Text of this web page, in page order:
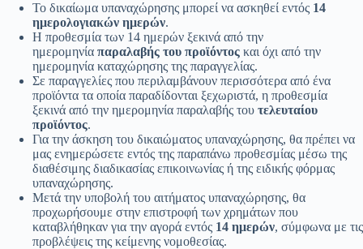
Το δικαίωμα υπαναχώρησης μπορεί να ασκηθεί εντός 14
ημερολογιακών ημερών.
Η προθεσμία των 14 ημερών ξεκινά από την
ημερομηνία παραλαβής του προϊόντος και όχι από την
ημερομηνία καταχώρησης της παραγγελίας.
Σε παραγγελίες που περιλαμβάνουν περισσότερα από ένα
προϊόντα τα οποία παραδίδονται ξεχωριστά, η προθεσμία
ξεκινά από την ημερομηνία παραλαβής του τελευταίου
προϊόντος.
Για την άσκηση του δικαιώματος υπαναχώρησης, θα πρέπει να
μας ενημερώσετε εντός της παραπάνω προθεσμίας μέσω της
διαθέσιμης διαδικασίας επικοινωνίας ή της ειδικής φόρμας
υπαναχώρησης.
Μετά την υποβολή του αιτήματος υπαναχώρησης, θα
προχωρήσουμε στην επιστροφή των χρημάτων που
καταβλήθηκαν για την αγορά εντός 14 ημερών, σύμφωνα με τις
προβλέψεις της κείμενης νομοθεσίας.